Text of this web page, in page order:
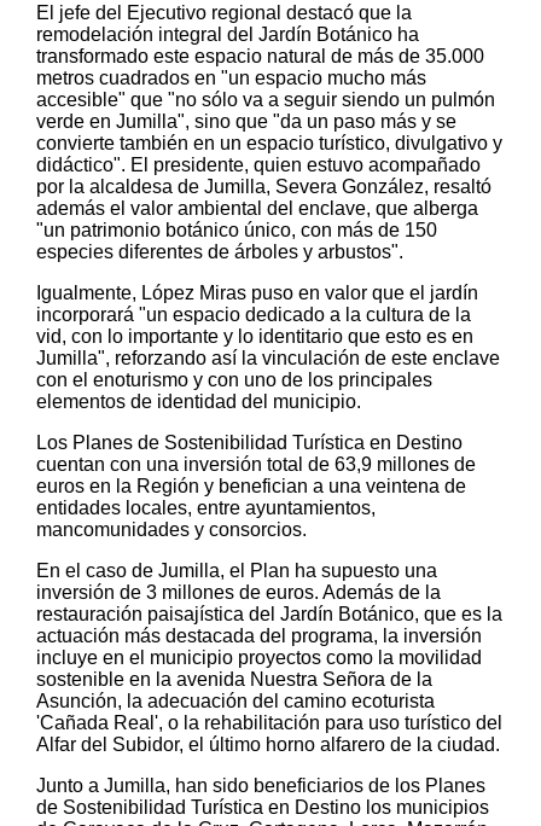
El jefe del Ejecutivo regional destacó que la
remodelación integral del Jardín Botánico ha
transformado este espacio natural de más de 35.000
metros cuadrados en "un espacio mucho más
accesible" que "no sólo va a seguir siendo un pulmón
verde en Jumilla", sino que "da un paso más y se
convierte también en un espacio turístico, divulgativo y
didáctico". El presidente, quien estuvo acompañado
por la alcaldesa de Jumilla, Severa González, resaltó
además el valor ambiental del enclave, que alberga
"un patrimonio botánico único, con más de 150
especies diferentes de árboles y arbustos".
Igualmente, López Miras puso en valor que el jardín
incorporará "un espacio dedicado a la cultura de la
vid, con lo importante y lo identitario que esto es en
Jumilla", reforzando así la vinculación de este enclave
con el enoturismo y con uno de los principales
elementos de identidad del municipio.
Los Planes de Sostenibilidad Turística en Destino
cuentan con una inversión total de 63,9 millones de
euros en la Región y benefician a una veintena de
entidades locales, entre ayuntamientos,
mancomunidades y consorcios.
En el caso de Jumilla, el Plan ha supuesto una
inversión de 3 millones de euros. Además de la
restauración paisajística del Jardín Botánico, que es la
actuación más destacada del programa, la inversión
incluye en el municipio proyectos como la movilidad
sostenible en la avenida Nuestra Señora de la
Asunción, la adecuación del camino ecoturista
'Cañada Real', o la rehabilitación para uso turístico del
Alfar del Subidor, el último horno alfarero de la ciudad.
Junto a Jumilla, han sido beneficiarios de los Planes
de Sostenibilidad Turística en Destino los municipios